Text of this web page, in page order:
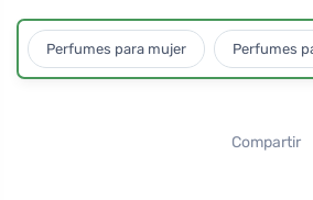
Perfumes para mujer Perfumes
Compartir